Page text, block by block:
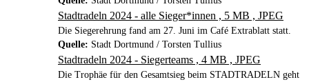
Stadtradeln 2024 - alle Sieger*innen , 5 MB , JPEG
Die Siegerehrung fand am 27. Juni im Café Extrablatt statt.
Quelle: Stadt Dortmund / Torsten Tullius
Stadtradeln 2024 - Siegerteams , 4 MB , JPEG
Die Trophäe für den Gesamtsieg beim STADTRADELN geht